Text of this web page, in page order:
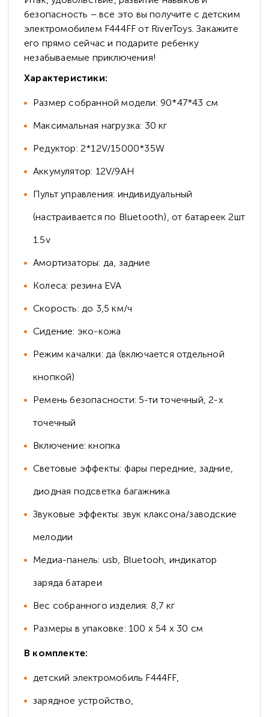
безопасность – все это вы получите с детским
электромобилем F444FF от RiverToys. Закажите
его прямо сейчас и подарите ребенку
незабываемые приключения!
Характеристики:
Размер собранной модели: 90*47*43 см
Максимальная нагрузка: 30 кг
Редуктор: 2*12V/15000*35W
Аккумулятор: 12V/9AH
Пульт управления: индивидуальный
(настраивается по Bluetooth), от батареек 2шт
1.5v
Амортизаторы: да, задние
Колеса: резина EVA
Скорость: до 3,5 км/ч
Сидение: эко-кожа
Режим качалки: да (включается отдельной
кнопкой)
Ремень безопасности: 5-ти точечный, 2-х
точечный
Включение: кнопка
Световые эффекты: фары передние, задние,
диодная подсветка багажника
Звуковые эффекты: звук клаксона/заводские
мелодии
Медиа-панель: usb, Bluetooh, индикатор
заряда батареи
Вес собранного изделия: 8,7 кг
Размеры в упаковке: 100 x 54 x 30 см
В комплекте:
детский электромобиль F444FF,
зарядное устройство,